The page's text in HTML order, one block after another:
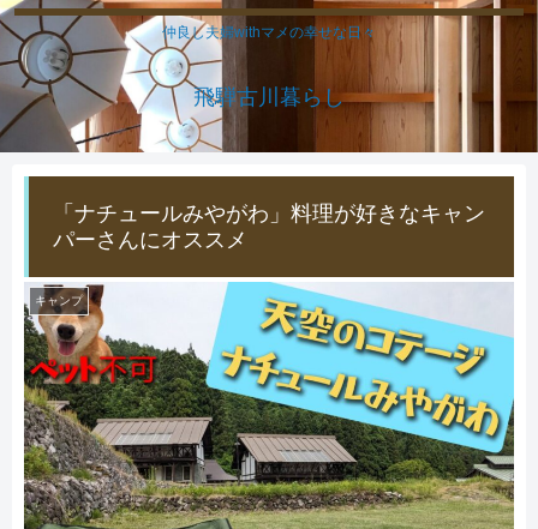
仲良し夫婦withマメの幸せな日々
飛騨古川暮らし
「ナチュールみやがわ」料理が好きなキャン
パーさんにオススメ
キャンプ